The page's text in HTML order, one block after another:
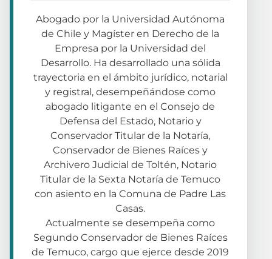
Abogado por la Universidad Autónoma
de Chile y Magíster en Derecho de la
Empresa por la Universidad del
Desarrollo. Ha desarrollado una sólida
trayectoria en el ámbito jurídico, notarial
y registral, desempeñándose como
abogado litigante en el Consejo de
Defensa del Estado, Notario y
Conservador Titular de la Notaría,
Conservador de Bienes Raíces y
Archivero Judicial de Toltén, Notario
Titular de la Sexta Notaría de Temuco
con asiento en la Comuna de Padre Las
Casas.
Actualmente se desempeña como
Segundo Conservador de Bienes Raíces
de Temuco, cargo que ejerce desde 2019